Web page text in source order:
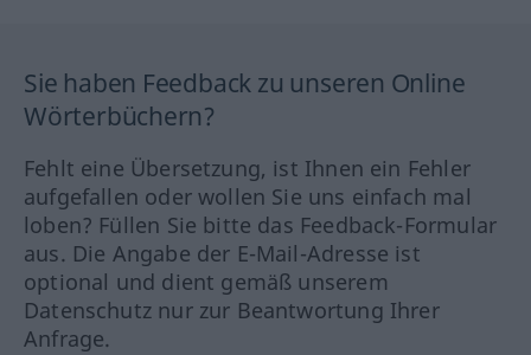
Sie haben Feedback zu unseren Online
Wörterbüchern?
Fehlt eine Übersetzung, ist Ihnen ein Fehler
aufgefallen oder wollen Sie uns einfach mal
loben? Füllen Sie bitte das Feedback-Formular
aus. Die Angabe der E-Mail-Adresse ist
optional und dient gemäß unserem
Datenschutz nur zur Beantwortung Ihrer
Anfrage.